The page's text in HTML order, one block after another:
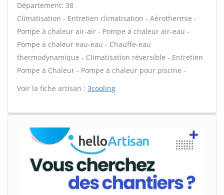
Département: 38
Climatisation - Entretien climatisation - Aérothermie -
Pompe à chaleur air-air - Pompe à chaleur air-eau -
Pompe à chaleur eau-eau - Chauffe-eau
thermodynamique - Climatisation réversible - Entretien
Pompe à Chaleur - Pompe à chaleur pour piscine -
Voir la fiche artisan : 3cooling